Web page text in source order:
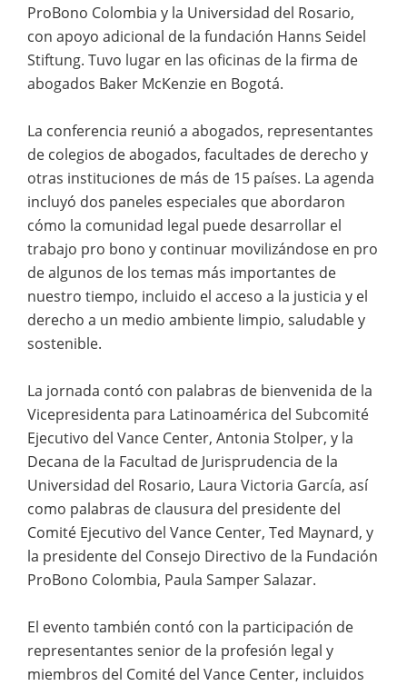
ProBono Colombia y la Universidad del Rosario,
con apoyo adicional de la fundación Hanns Seidel
Stiftung. Tuvo lugar en las oficinas de la firma de
abogados Baker McKenzie en Bogotá.
La conferencia reunió a abogados, representantes
de colegios de abogados, facultades de derecho y
otras instituciones de más de 15 países. La agenda
incluyó dos paneles especiales que abordaron
cómo la comunidad legal puede desarrollar el
trabajo pro bono y continuar movilizándose en pro
de algunos de los temas más importantes de
nuestro tiempo, incluido el acceso a la justicia y el
derecho a un medio ambiente limpio, saludable y
sostenible.
La jornada contó con palabras de bienvenida de la
Vicepresidenta para Latinoamérica del Subcomité
Ejecutivo del Vance Center, Antonia Stolper, y la
Decana de la Facultad de Jurisprudencia de la
Universidad del Rosario, Laura Victoria García, así
como palabras de clausura del presidente del
Comité Ejecutivo del Vance Center, Ted Maynard, y
la presidente del Consejo Directivo de la Fundación
ProBono Colombia, Paula Samper Salazar.
El evento también contó con la participación de
representantes senior de la profesión legal y
miembros del Comité del Vance Center, incluidos